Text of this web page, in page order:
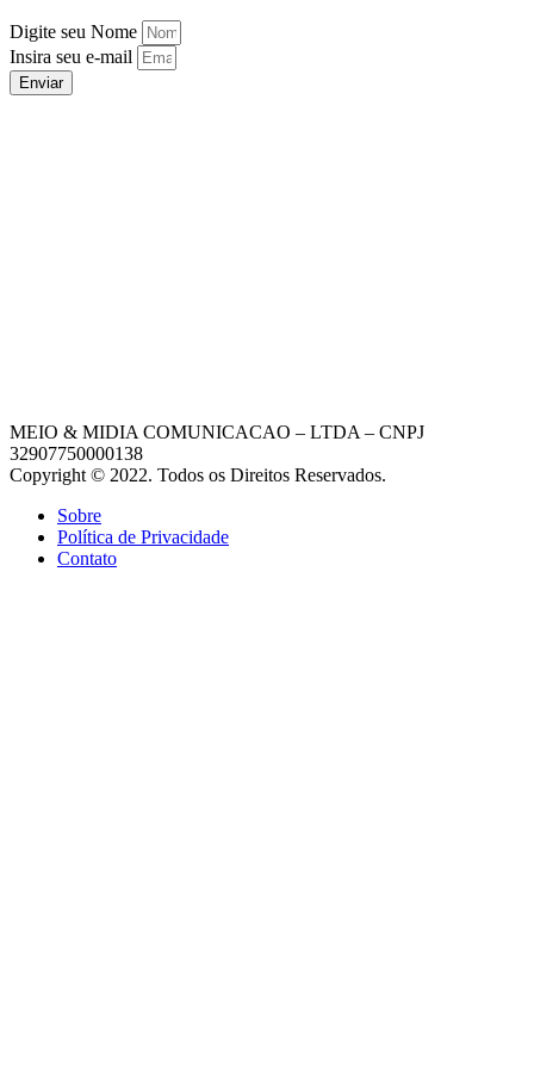
Digite seu Nome
Insira seu e-mail
Enviar
MEIO & MIDIA COMUNICACAO – LTDA – CNPJ
32907750000138
Copyright © 2022. Todos os Direitos Reservados.
Sobre
Política de Privacidade
Contato